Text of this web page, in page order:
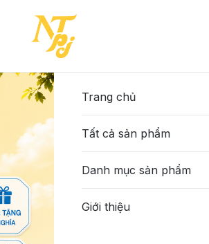
Trang chủ
Tất cả sản phẩm
Danh mục sản phẩm
Giới thiệu